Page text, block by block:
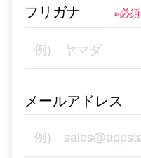
フリガナ ※必須
メールアドレス